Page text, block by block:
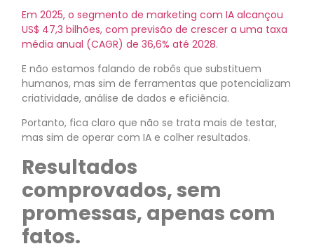
Em 2025, o segmento de marketing com IA alcançou
US$ 47,3 bilhões, com previsão de crescer a uma taxa
média anual (CAGR) de 36,6% até 2028.
E não estamos falando de robôs que substituem
humanos, mas sim de ferramentas que potencializam
criatividade, análise de dados e eficiência.
Portanto, fica claro que não se trata mais de testar,
mas sim de operar com IA e colher resultados.
Resultados
comprovados, sem
promessas, apenas com
fatos.